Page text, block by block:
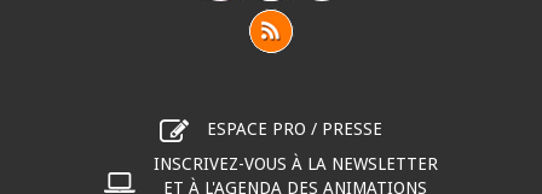
ESPACE PRO / PRESSE
INSCRIVEZ-VOUS À LA NEWSLETTER
ET À L'AGENDA DES ANIMATIONS